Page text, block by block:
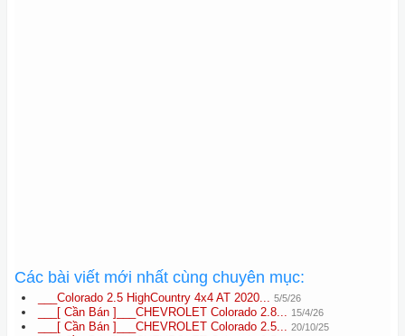
Các bài viết mới nhất cùng chuyên mục:
___Colorado 2.5 HighCountry 4x4 AT 2020... 5/5/26
___[ Cần Bán ]___CHEVROLET Colorado 2.8... 15/4/26
___[ Cần Bán ]___CHEVROLET Colorado 2.5... 20/10/25